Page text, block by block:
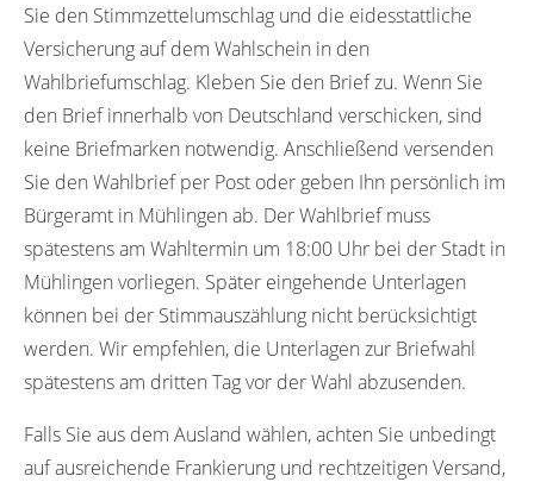
Sie den Stimmzettelumschlag und die eidesstattliche
Versicherung auf dem Wahlschein in den
Wahlbriefumschlag. Kleben Sie den Brief zu. Wenn Sie
den Brief innerhalb von Deutschland verschicken, sind
keine Briefmarken notwendig. Anschließend versenden
Sie den Wahlbrief per Post oder geben Ihn persönlich im
Bürgeramt in Mühlingen ab. Der Wahlbrief muss
spätestens am Wahltermin um 18:00 Uhr bei der Stadt in
Mühlingen vorliegen. Später eingehende Unterlagen
können bei der Stimmauszählung nicht berücksichtigt
werden. Wir empfehlen, die Unterlagen zur Briefwahl
spätestens am dritten Tag vor der Wahl abzusenden.
Falls Sie aus dem Ausland wählen, achten Sie unbedingt
auf ausreichende Frankierung und rechtzeitigen Versand,